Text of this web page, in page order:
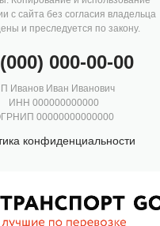
конфиденциальности
000-00-00
Иванов Иван Иванович
ИНН 000000000000
00000000000000
с сайта без согласия владельца
и преследуется по закону.